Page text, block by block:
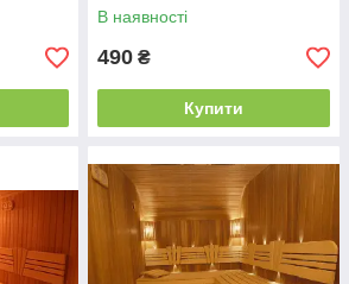
В наявності
490 ₴
Купити